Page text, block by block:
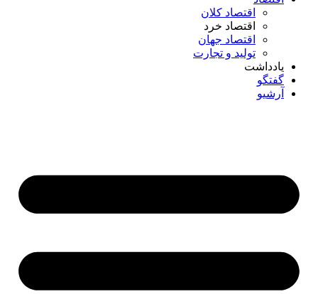
اقتصاد کلان
اقتصاد خرد
اقتصاد جهان
تولید و تجارت
یادداشت
گفتگو
آرشیو